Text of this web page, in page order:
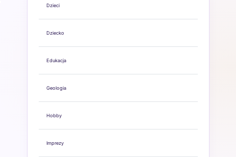
Dzieci
Dziecko
Edukacja
Geologia
Hobby
Imprezy